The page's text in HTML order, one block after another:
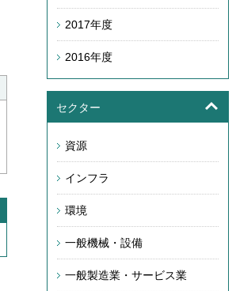
2017年度
2016年度
セクター
資源
インフラ
環境
一般機械・設備
一般製造業・サービス業